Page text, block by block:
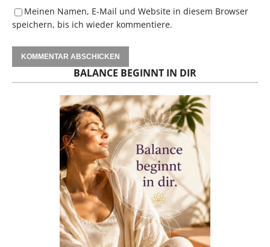
Meinen Namen, E-Mail und Website in diesem Browser
speichern, bis ich wieder kommentiere.
BALANCE BEGINNT IN DIR